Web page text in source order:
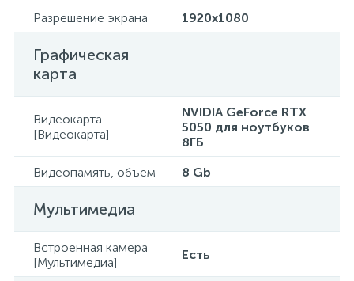
Разрешение экрана
1920x1080
Графическая
карта
Видеокарта
[Видеокарта]
NVIDIA GeForce RTX
5050 для ноутбуков
8ГБ
Видеопамять, объем
8 Gb
Мультимедиа
Встроенная камера
[Мультимедиа]
Есть